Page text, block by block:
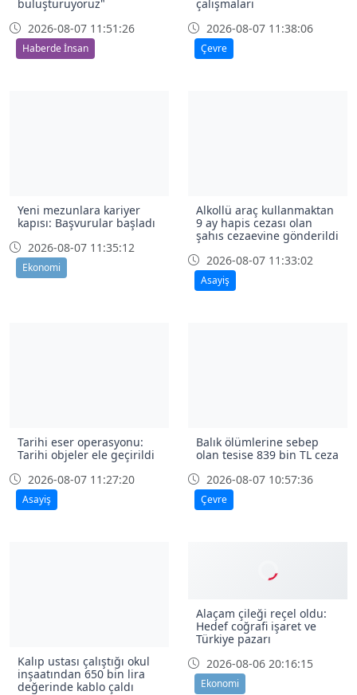
buluşturuyoruz"
2026-08-07 11:51:26
Haberde İnsan
çalışmaları
2026-08-07 11:38:06
Çevre
Yeni mezunlara kariyer
kapısı: Başvurular başladı
2026-08-07 11:35:12
Ekonomi
Alkollü araç kullanmaktan
9 ay hapis cezası olan
şahıs cezaevine gönderildi
2026-08-07 11:33:02
Asayiş
Tarihi eser operasyonu:
Tarihi objeler ele geçirildi
2026-08-07 11:27:20
Asayiş
Balık ölümlerine sebep
olan tesise 839 bin TL ceza
2026-08-07 10:57:36
Çevre
Kalıp ustası çalıştığı okul
inşaatından 650 bin lira
değerinde kablo çaldı
Alaçam çileği reçel oldu:
Hedef coğrafi işaret ve
Türkiye pazarı
2026-08-06 20:16:15
Ekonomi